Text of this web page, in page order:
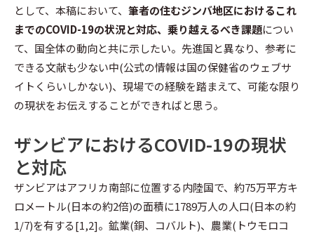
として、本稿において、 筆者の住むジンバ地区におけるこれ
までのCOVID-19の状況と対応、乗り越えるべき課題につい
て、国全体の動向と共に示したい。先進国と異なり、参考に
できる文献も少ない中(公式の情報は国の保健省のウェブサ
イトくらいしかない)、現場での経験を踏まえて、可能な限り
の現状をお伝えすることができればと思う。
ザンビアにおけるCOVID-19の現状
と対応
ザンビアはアフリカ南部に位置する内陸国で、約75万平方キ
ロメートル(日本の約2倍)の面積に1789万人の人口(日本の約
1/7)を有する[1,2]。鉱業(銅、コバルト)、農業(トウモロコ